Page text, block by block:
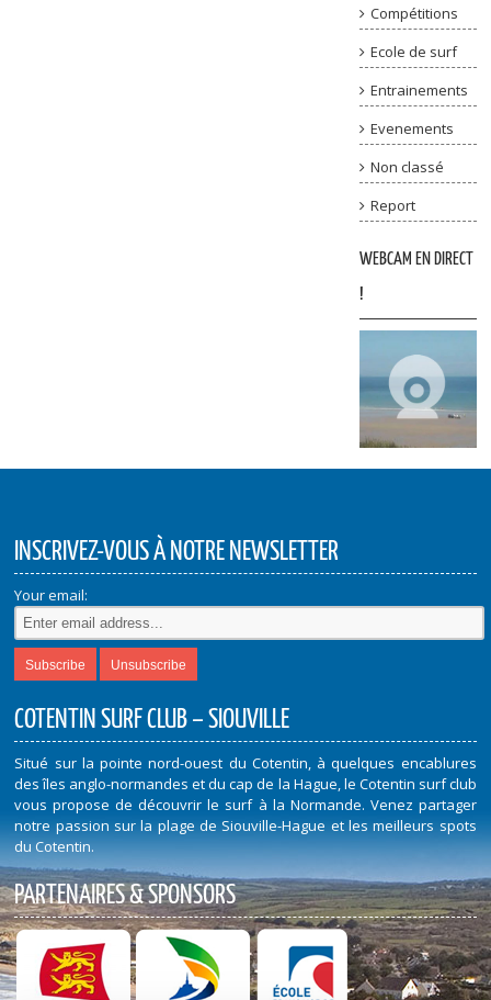
Compétitions
Ecole de surf
Entrainements
Evenements
Non classé
Report
WEBCAM EN DIRECT
!
INSCRIVEZ-VOUS À NOTRE NEWSLETTER
Your email:
COTENTIN SURF CLUB – SIOUVILLE
Situé sur la pointe nord-ouest du Cotentin, à quelques encablures
des îles anglo-normandes et du cap de la Hague, le Cotentin surf club
vous propose de découvrir le surf à la Normande. Venez partager
notre passion sur la plage de Siouville-Hague et les meilleurs spots
du Cotentin.
PARTENAIRES & SPONSORS